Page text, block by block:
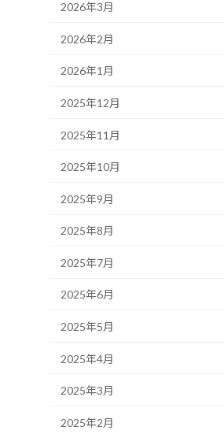
2026年3月
2026年2月
2026年1月
2025年12月
2025年11月
2025年10月
2025年9月
2025年8月
2025年7月
2025年6月
2025年5月
2025年4月
2025年3月
2025年2月